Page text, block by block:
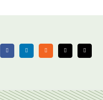
FacebookLinkedIn Rss X Email